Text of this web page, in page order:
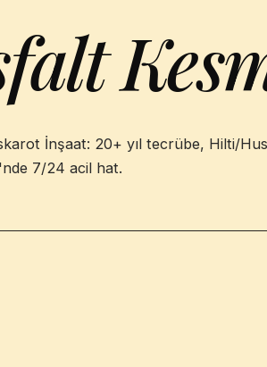
İnşaat: 20+ yıl tecrübe, Hilti/
7/24 acil hat.